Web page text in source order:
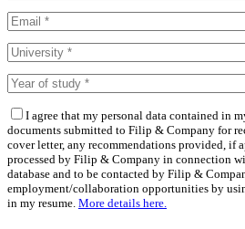
I agree that my personal data contained in
documents submitted to Filip & Company for
cover letter, any recommendations provided, if
processed by Filip & Company in connection
database and to be contacted by Filip &
employment/collaboration opportunities by
in my resume. More details here.